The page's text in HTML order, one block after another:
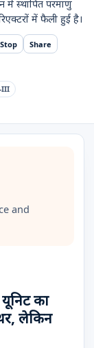
में स्थापित परमाणु
में फैली हुई है।
Stop
Share
III
and
का
लेकिन